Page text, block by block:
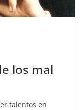
los mal
talentos en